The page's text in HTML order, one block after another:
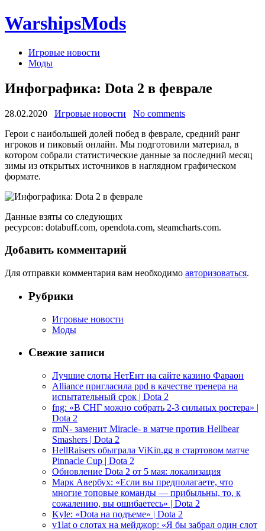
WarshipsMods
Игровые новости
Моды
Инфографика: Dota 2 в феврале
28.02.2020 Игровые новости
No comments
Герои с наибольшей долей побед в феврале, средний ранг
игроков и пиковый онлайн. Мы подготовили материал, в
котором собрали статистические данные за последний месяц
зимы из открытых источников в наглядном графическом
формате.
Данные взяты со следующих
ресурсов: dotabuff.com, opendota.com, steamcharts.com.
Добавить комментарий
Для отправки комментария вам необходимо авторизоваться.
Рубрики
Игровые новости
Моды
Свежие записи
Лучшие слоты НетЕнт на сайте казино Фараон
Alliance пригласила ppd в качестве тренера на
испытательный срок | Dota 2
fng: «В СНГ можно собрать 2-3 сильных ростера» |
Dota 2
rmN- заменит Miracle- в матче против Hellbear
Smashers | Dota 2
HellRaisers обыграла ViKin.gg в стартовом матче
Pinnacle Cup | Dota 2
Обновление Dota 2 от 5 мая: локализация
Марк Авербух: «Если вы предполагаете, что
многие топовые команды — прибыльны, то, к
сожалению, вы ошибаетесь» | Dota 2
Kyle: «Dota на подъеме» | Dota 2
v1lat о слотах на мейджор: «Я бы забрал один слот